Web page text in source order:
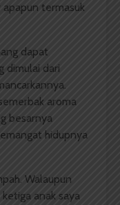
apapun termasuk
dapat
dimulai dari
aroma
besarnya
hidupnya
Walaupun
anak saya